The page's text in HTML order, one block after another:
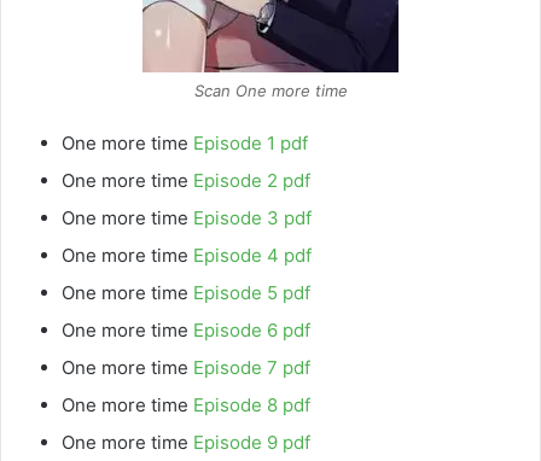
Scan One more time
One more time Episode 1 pdf
One more time Episode 2 pdf
One more time Episode 3 pdf
One more time Episode 4 pdf
One more time Episode 5 pdf
One more time Episode 6 pdf
One more time Episode 7 pdf
One more time Episode 8 pdf
One more time Episode 9 pdf